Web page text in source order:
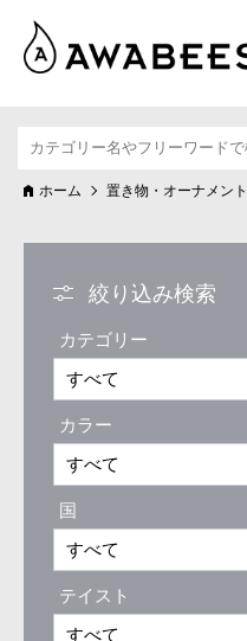
ホーム 置き物・オーナメント
絞り込み検索
カテゴリー
カラー
国
テイスト